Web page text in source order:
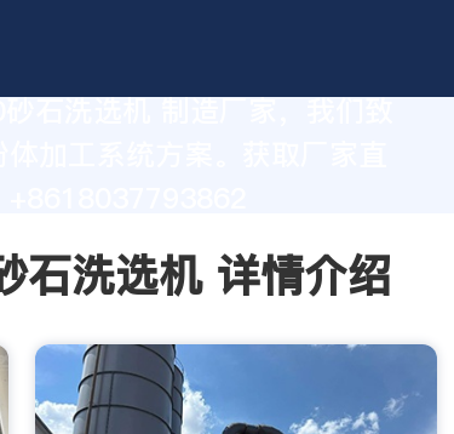
加工系统方案。获取厂家直
石洗选机 详情介绍